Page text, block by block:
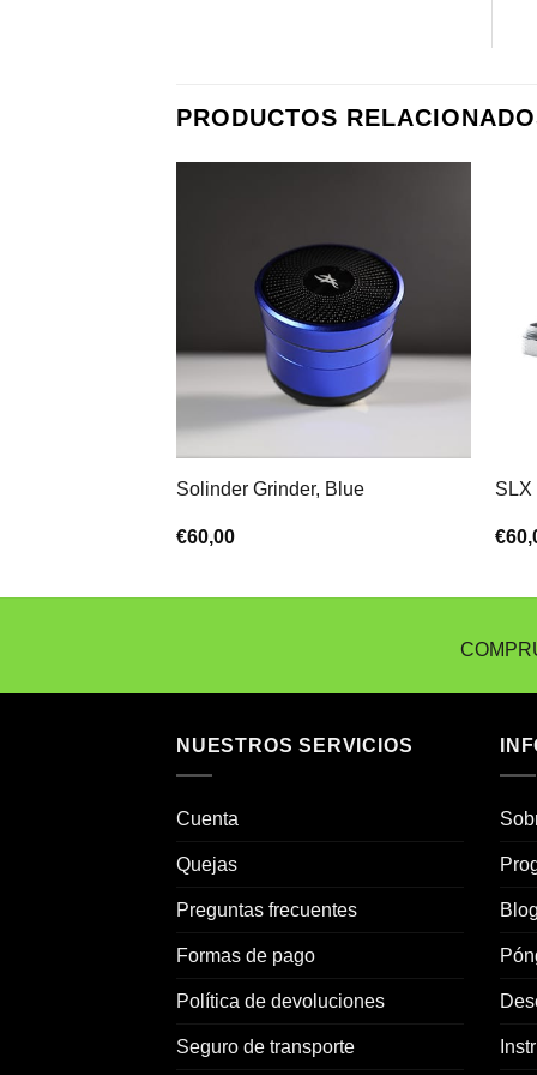
PRODUCTOS
Solinder Grinder, Blue
€60,00
SLX
€
NUESTROS SERVICIOS
Cuenta
Quejas
Preguntas frecuentes
Formas de pago
Política de devoluciones
Seguro de transporte
Blog